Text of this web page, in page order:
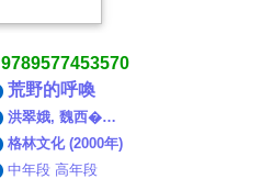
9789577453570
荒野的呼喚
洪翠娥, 魏西�…
格林文化 (2000年)
中年段 高年段